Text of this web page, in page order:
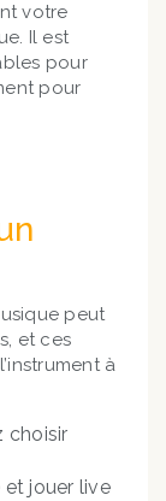
votre
Il est
pour
pour
peut
et ces
à
choisir
jouer live